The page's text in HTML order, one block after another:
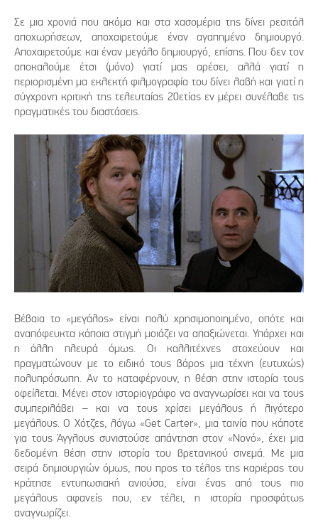
Σε μια χρονιά που ακόμα και στα χασομέρια της δίνει ρεσιτάλ
αποχωρήσεων, αποχαιρετούμε έναν αγαπημένο δημιουργό.
Αποχαιρετούμε και έναν μεγάλο δημιουργό, επίσης. Που δεν τον
αποκαλούμε έτσι (μόνο) γιατί μας αρέσει, αλλά γιατί η
περιορισμένη μα εκλεκτή φιλμογραφία του δίνει λαβή και γιατί η
σύγχρονη κριτική της τελευταίας 20ετίας εν μέρει συνέλαβε τις
πραγματικές του διαστάσεις.
Βέβαια το «μεγάλος» είναι πολύ χρησιμοποιημένο, οπότε και
αναπόφευκτα κάποια στιγμή μοιάζει να απαξιώνεται. Υπάρχει και
η άλλη πλευρά όμως. Οι καλλιτέχνες στοχεύουν και
πραγματώνουν με το ειδικό τους βάρος μια τέχνη (ευτυχώς)
πολυπρόσωπη. Αν το καταφέρνουν, η θέση στην ιστορία τους
οφείλεται. Μένει στον ιστοριογράφο να αναγνωρίσει και να τους
συμπεριλάβει – και να τους χρίσει μεγάλους ή λιγότερο
μεγάλους. Ο Χότζες, λόγω «Get Carter», μια ταινία που κάποτε
για τους Άγγλους συνιστούσε απάντηση στον «Νονό», έχει μια
δεδομένη θέση στην ιστορία του βρετανικού σινεμά. Με μια
σειρά δημιουργιών όμως, που προς το τέλος της καριέρας του
κράτησε εντυπωσιακή ανιούσα, είναι ένας από τους πιο
μεγάλους αφανείς που, εν τέλει, η ιστορία προσφάτως
αναγνωρίζει.